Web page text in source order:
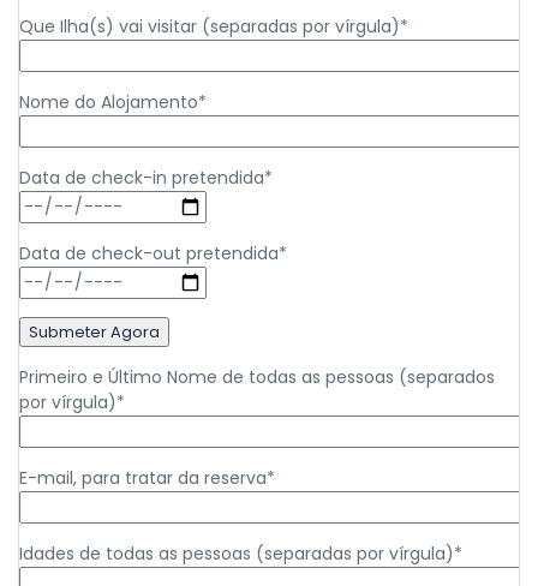
Que Ilha(s) vai visitar (separadas por vírgula)*
Nome do Alojamento*
Data de check-in pretendida*
Data de check-out pretendida*
Primeiro e Último Nome de todas as pessoas (separados
por vírgula)*
E-mail, para tratar da reserva*
Idades de todas as pessoas (separadas por vírgula)*